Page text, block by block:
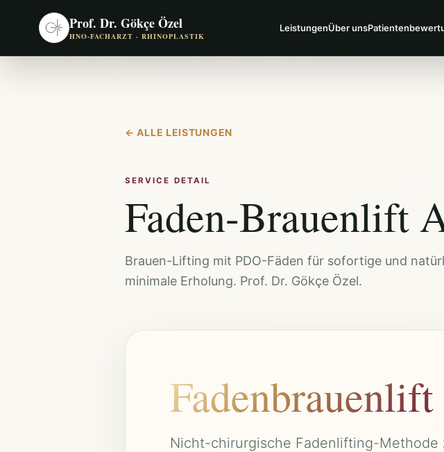
Prof. Dr. Gökçe Özel
HNO-FACHARZT · RHINOPLASTIK
LeistungenÜber uns
←ALLE LEISTUNGEN
SERVICE DETAIL
Faden-Brauenlift
Brauen-Lifting mit PDO-Fäden für sofortige und
minimale Erholung. Prof. Dr. Gökçe Özel.
Fadenbrauenlift
Nicht-chirurgische Fadenlifting-Methode